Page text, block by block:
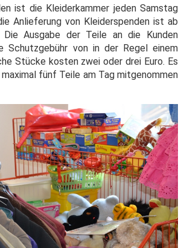
ist die Kleiderkammer jeden Samstag
Anlieferung von Kleiderspenden ist ab
Die Ausgabe der Teile an die Kunden
Schutzgebühr von in der Regel einem
Stücke kosten zwei oder drei Euro. Es
fünf Teile am Tag mitgenommen